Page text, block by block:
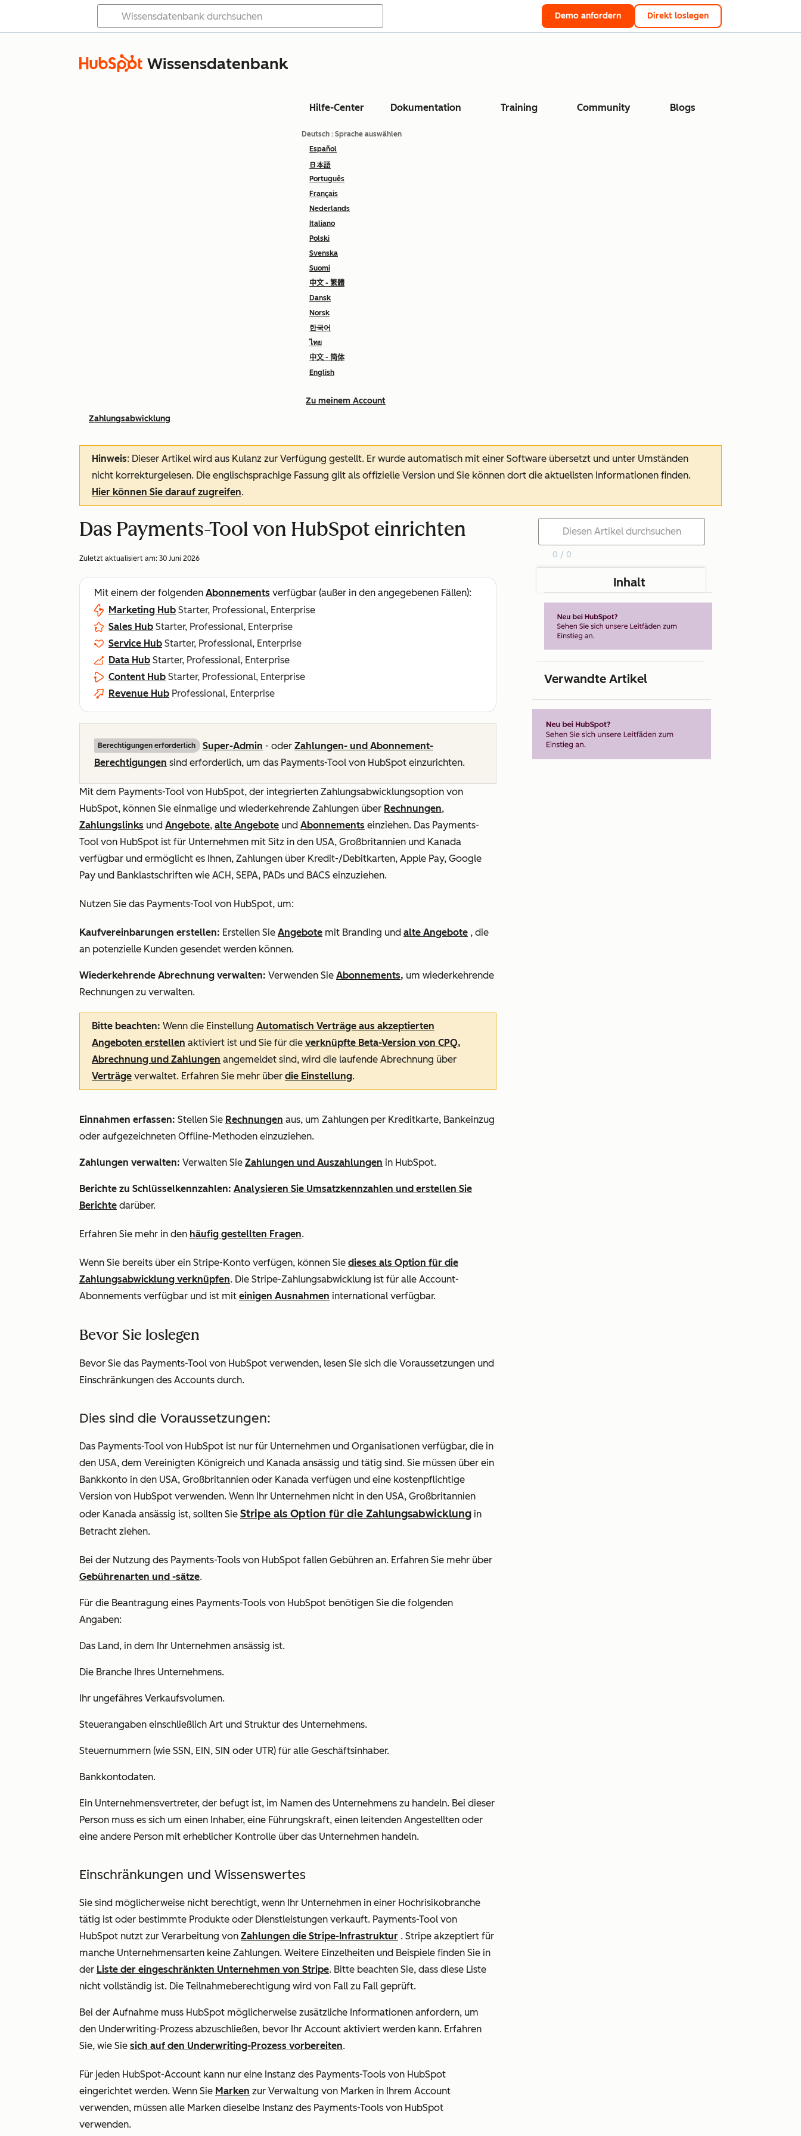
Demo anfordern Direkt loslegen
Wissensdatenbank
Hilfe-Center Dokumentation Training Community Blogs
Deutsch : Sprache auswählen
Español
日本語
Português
Français
Nederlands
Italiano
Polski
Svenska
Suomi
中文 - 繁體
Dansk
Norsk
한국어
ไทย
中文 - 简体
English
Zu meinem Account
Zahlungsabwicklung
Hinweis: Dieser Artikel wird aus Kulanz zur Verfügung gestellt. Er wurde automatisch mit einer Software übersetzt und unter Umständen
nicht korrekturgelesen. Die englischsprachige Fassung gilt als offizielle Version und Sie können dort die aktuellsten Informationen finden.
Hier können Sie darauf zugreifen.
Das Payments-Tool von HubSpot einrichten
Zuletzt aktualisiert am: 30 Juni 2026
Mit einem der folgenden Abonnements verfügbar (außer in den angegebenen Fällen):
Marketing Hub Starter, Professional, Enterprise
Sales Hub Starter, Professional, Enterprise
Service Hub Starter, Professional, Enterprise
Data Hub Starter, Professional, Enterprise
Content Hub Starter, Professional, Enterprise
Revenue Hub Professional, Enterprise
Berechtigungen erforderlich Super-Admin - oder Zahlungen- und Abonnement-
Berechtigungen sind erforderlich, um das Payments-Tool von HubSpot einzurichten.
Mit dem Payments-Tool von HubSpot, der integrierten Zahlungsabwicklungsoption von
HubSpot, können Sie einmalige und wiederkehrende Zahlungen über Rechnungen,
Zahlungslinks und Angebote, alte Angebote und Abonnements einziehen. Das Payments-
Tool von HubSpot ist für Unternehmen mit Sitz in den USA, Großbritannien und Kanada
verfügbar und ermöglicht es Ihnen, Zahlungen über Kredit-/Debitkarten, Apple Pay, Google
Pay und Banklastschriften wie ACH, SEPA, PADs und BACS einzuziehen.
Nutzen Sie das Payments-Tool von HubSpot, um:
Kaufvereinbarungen erstellen: Erstellen Sie Angebote mit Branding und alte Angebote , die
an potenzielle Kunden gesendet werden können.
Wiederkehrende Abrechnung verwalten: Verwenden Sie Abonnements, um wiederkehrende
Rechnungen zu verwalten.
Bitte beachten: Wenn die Einstellung Automatisch Verträge aus akzeptierten
Angeboten erstellen aktiviert ist und Sie für die verknüpfte Beta-Version von CPQ,
Abrechnung und Zahlungen angemeldet sind, wird die laufende Abrechnung über
Verträge verwaltet. Erfahren Sie mehr über die Einstellung.
Einnahmen erfassen: Stellen Sie Rechnungen aus, um Zahlungen per Kreditkarte, Bankeinzug
oder aufgezeichneten Offline-Methoden einzuziehen.
Zahlungen verwalten: Verwalten Sie Zahlungen und Auszahlungen in HubSpot.
Berichte zu Schlüsselkennzahlen: Analysieren Sie Umsatzkennzahlen und erstellen Sie
Berichte darüber.
Erfahren Sie mehr in den häufig gestellten Fragen.
Wenn Sie bereits über ein Stripe-Konto verfügen, können Sie dieses als Option für die
Zahlungsabwicklung verknüpfen. Die Stripe-Zahlungsabwicklung ist für alle Account-
Abonnements verfügbar und ist mit einigen Ausnahmen international verfügbar.
Bevor Sie loslegen
Bevor Sie das Payments-Tool von HubSpot verwenden, lesen Sie sich die Voraussetzungen und
Einschränkungen des Accounts durch.
Dies sind die Voraussetzungen:
Das Payments-Tool von HubSpot ist nur für Unternehmen und Organisationen verfügbar, die in
den USA, dem Vereinigten Königreich und Kanada ansässig und tätig sind. Sie müssen über ein
Bankkonto in den USA, Großbritannien oder Kanada verfügen und eine kostenpflichtige
Version von HubSpot verwenden. Wenn Ihr Unternehmen nicht in den USA, Großbritannien
oder Kanada ansässig ist, sollten Sie Stripe als Option für die Zahlungsabwicklung in
Betracht ziehen.
Bei der Nutzung des Payments-Tools von HubSpot fallen Gebühren an. Erfahren Sie mehr über
Gebührenarten und -sätze.
Für die Beantragung eines Payments-Tools von HubSpot benötigen Sie die folgenden
Angaben:
Das Land, in dem Ihr Unternehmen ansässig ist.
Die Branche Ihres Unternehmens.
Ihr ungefähres Verkaufsvolumen.
Steuerangaben einschließlich Art und Struktur des Unternehmens.
Steuernummern (wie SSN, EIN, SIN oder UTR) für alle Geschäftsinhaber.
Bankkontodaten.
Ein Unternehmensvertreter, der befugt ist, im Namen des Unternehmens zu handeln. Bei dieser
Person muss es sich um einen Inhaber, eine Führungskraft, einen leitenden Angestellten oder
eine andere Person mit erheblicher Kontrolle über das Unternehmen handeln.
Einschränkungen und Wissenswertes
Sie sind möglicherweise nicht berechtigt, wenn Ihr Unternehmen in einer Hochrisikobranche
tätig ist oder bestimmte Produkte oder Dienstleistungen verkauft. Payments-Tool von
HubSpot nutzt zur Verarbeitung von Zahlungen die Stripe-Infrastruktur . Stripe akzeptiert für
manche Unternehmensarten keine Zahlungen. Weitere Einzelheiten und Beispiele finden Sie in
der Liste der eingeschränkten Unternehmen von Stripe. Bitte beachten Sie, dass diese Liste
nicht vollständig ist. Die Teilnahmeberechtigung wird von Fall zu Fall geprüft.
Bei der Aufnahme muss HubSpot möglicherweise zusätzliche Informationen anfordern, um
den Underwriting-Prozess abzuschließen, bevor Ihr Account aktiviert werden kann. Erfahren
Sie, wie Sie sich auf den Underwriting-Prozess vorbereiten.
Für jeden HubSpot-Account kann nur eine Instanz des Payments-Tools von HubSpot
eingerichtet werden. Wenn Sie Marken zur Verwaltung von Marken in Ihrem Account
verwenden, müssen alle Marken dieselbe Instanz des Payments-Tools von HubSpot
verwenden.
0 / 0
Inhalt
Verwandte Artikel